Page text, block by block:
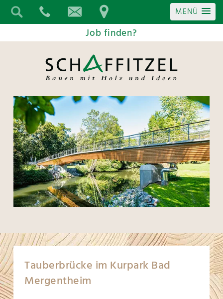
MENÜ
Job finden?
Tauberbrücke im Kurpark Bad
Mergentheim